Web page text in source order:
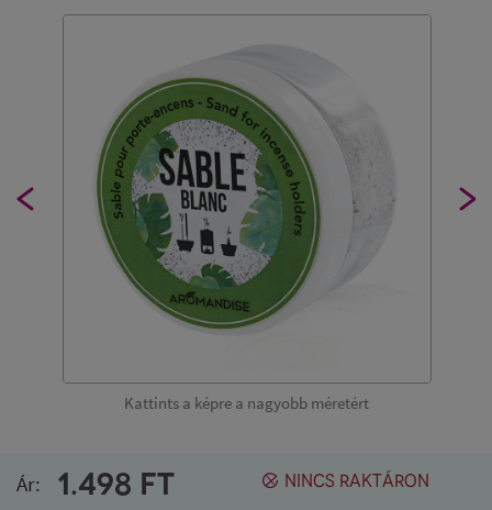
Kattints a képre a nagyobb méretért
NINCS RAKTÁRON
Ár: 1.498 FT